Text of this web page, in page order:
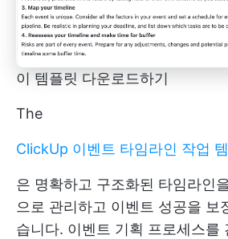
이 템플릿 다운로드하기
The
ClickUp 이벤트 타임라인 작업
은 명확하고 구조화된 타임라인
으로 관리하고 이벤트 성공을 보
습니다. 이벤트 기획 프로세스를